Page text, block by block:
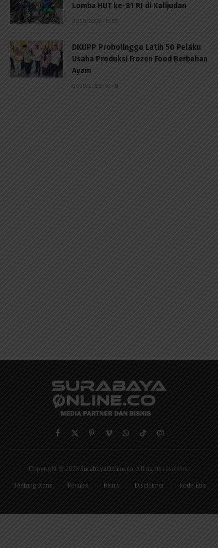
Lomba HUT ke-81 RI di Kalijudan
07/08/2026 - 15:53
DKUPP Probolinggo Latih 50 Pelaku
Usaha Produksi Frozen Food Berbahan
Ayam
07/08/2026 - 15:49
Facebook
X
PinterestVimeoWhatsApp
TikTokInstagram
Copyright © 2026 SurabayaOnline.co. All rights reserved.
Tentang Kami
Redaksi Bisnis Disclaimer Kode Etik